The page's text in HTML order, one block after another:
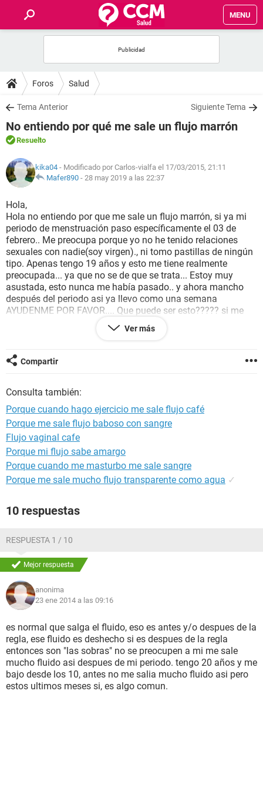
MENU
FOROS
SALUD
FAMILIA
NUTRICIÓN
SEXUALIDAD
GLOSARIO
Foros Salud
Tema Anterior Siguiente Tema
No entiendo por qué me sale un flujo marrón
Resuelto
kika04 - Modificado por Carlos-vialfa el 17/03/2015, 21:11
Mafer890 - 28 may 2019 a las 22:37
Hola,
Hola no entiendo por que me sale un flujo marrón, si ya mi
periodo de menstruación paso específicamente el 03 de
febrero.. Me preocupa porque yo no he tenido relaciones
sexuales con nadie(soy virgen)., ni tomo pastillas de ningún
tipo. Apenas tengo 19 años y esto me tiene realmente
preocupada... ya que no se de que se trata... Estoy muy
asustada, esto nunca me había pasado.. y ahora mancho
después del periodo asi ya llevo como una semana
AYUDENME POR FAVOR.... Que puede ser esto????? si me
pueden responder a mi correo mucho mejor aca se los dejo
mari.elith@hotmail.com.... NECESITO AYUDA URGENTE
Ver más
Compartir
Consulta también:
Porque cuando hago ejercicio me sale flujo café
Porque me sale flujo baboso con sangre
Flujo vaginal cafe
Porque mi flujo sabe amargo
Porque cuando me masturbo me sale sangre
Porque me sale mucho flujo transparente como agua ✓
10 respuestas
RESPUESTA 1 / 10
Mejor respuesta
anonima
23 ene 2014 a las 09:16
es normal que salga el fluido, eso es antes y/o despues de la
regla, ese fluido es deshecho si es despues de la regla
entonces son "las sobras" no se preocupen a mi me sale
mucho fluido asi despues de mi periodo. tengo 20 años y me
bajo desde los 10, antes no me salia mucho fluido asi pero
estos ultimos meses si, es algo comun.